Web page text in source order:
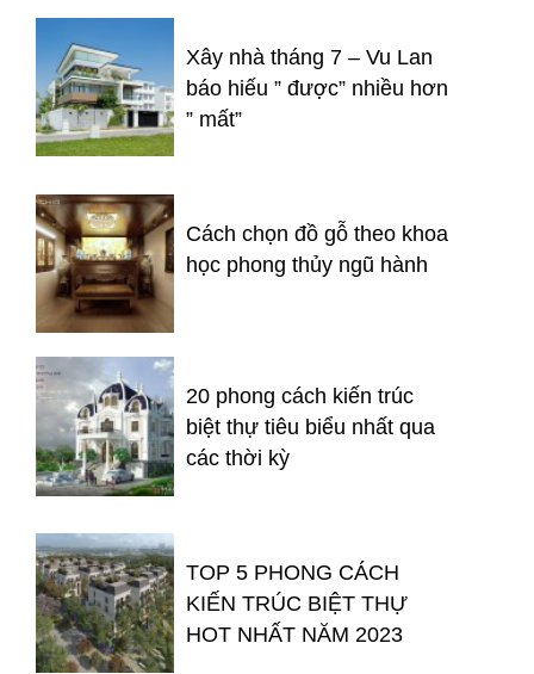
Xây nhà tháng 7 – Vu Lan
báo hiếu ” được” nhiều hơn
” mất”
Cách chọn đồ gỗ theo khoa
học phong thủy ngũ hành
20 phong cách kiến trúc
biệt thự tiêu biểu nhất qua
các thời kỳ
TOP 5 PHONG CÁCH
KIẾN TRÚC BIỆT THỰ
HOT NHẤT NĂM 2023